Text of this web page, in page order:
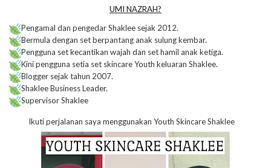
UMI NAZRAH?
Pengamal dan pengedar Shaklee sejak 2012.
Bermula dengan set berpantang anak sulung kembar.
Pengguna set kecantikan wajah dan set hamil anak ketiga.
Kini pengguna setia set skincare Youth keluaran Shaklee.
Blogger sejak tahun 2007.
Shaklee Business Leader.
Supervisor Shaklee
Ikuti perjalanan saya menggunakan Youth Skincare Shaklee